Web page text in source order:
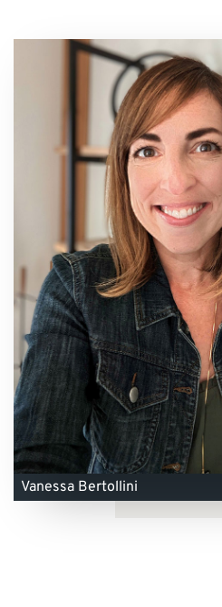
Vanessa Bertollini